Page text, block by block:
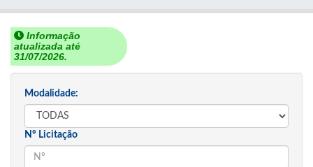
Informação
atualizada até
31/07/2026.
Modalidade:
Nº Licitação